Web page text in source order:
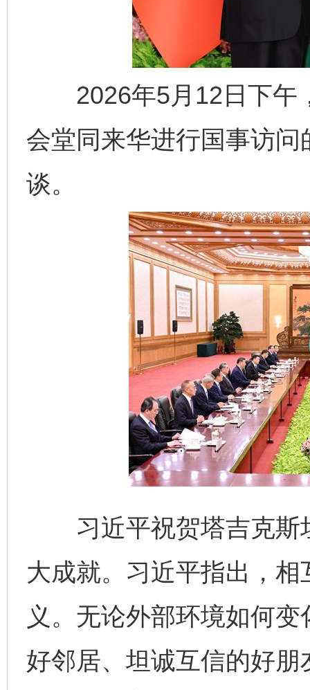
2026年5月12日下午
会堂同来华进行国事访
谈。
习近平祝贺塔吉克斯
大成就。习近平指出，
义。无论外部环境如何
好邻居、坦诚互信的好